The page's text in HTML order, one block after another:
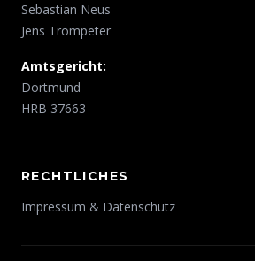
Sebastian Neus
Jens Trompeter
Amtsgericht:
Dortmund
HRB 37663
RECHTLICHES
Impressum & Datenschutz